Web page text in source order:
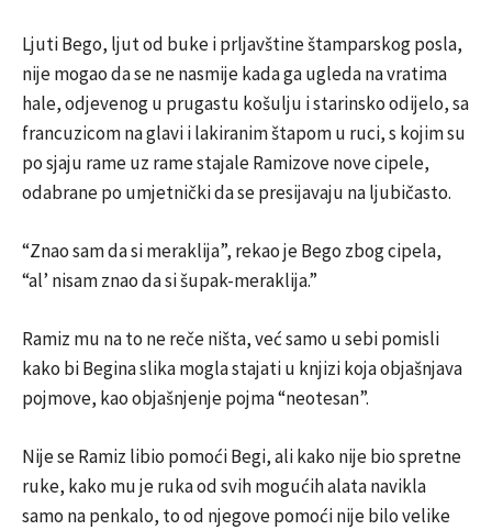
Ljuti Bego, ljut od buke i prljavštine štamparskog posla,
nije mogao da se ne nasmije kada ga ugleda na vratima
hale, odjevenog u prugastu košulju i starinsko odijelo, sa
francuzicom na glavi i lakiranim štapom u ruci, s kojim su
po sjaju rame uz rame stajale Ramizove nove cipele,
odabrane po umjetnički da se presijavaju na ljubičasto.
“Znao sam da si meraklija”, rekao je Bego zbog cipela,
“al’ nisam znao da si šupak-meraklija.”
Ramiz mu na to ne reče ništa, već samo u sebi pomisli
kako bi Begina slika mogla stajati u knjizi koja objašnjava
pojmove, kao objašnjenje pojma “neotesan”.
Nije se Ramiz libio pomoći Begi, ali kako nije bio spretne
ruke, kako mu je ruka od svih mogućih alata navikla
samo na penkalo, to od njegove pomoći nije bilo velike